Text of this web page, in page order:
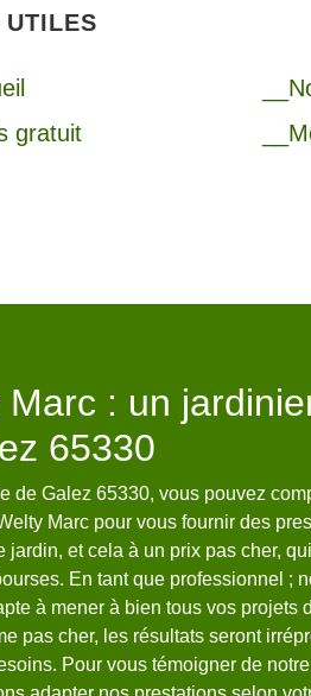
UTILES
gratuit
Marc : un
65330
de Galez 65330, vous pouvez
Marc pour vous fournir des
jardin, et cela à un prix pas cher,
En tant que professionnel ;
à mener à bien tous vos projets
pas cher, les résultats seront
Pour vous témoigner de